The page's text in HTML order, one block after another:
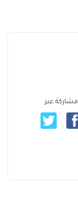
مشاركة عبر